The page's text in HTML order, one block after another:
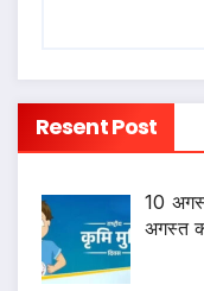
Resent Post
10
अगस्त